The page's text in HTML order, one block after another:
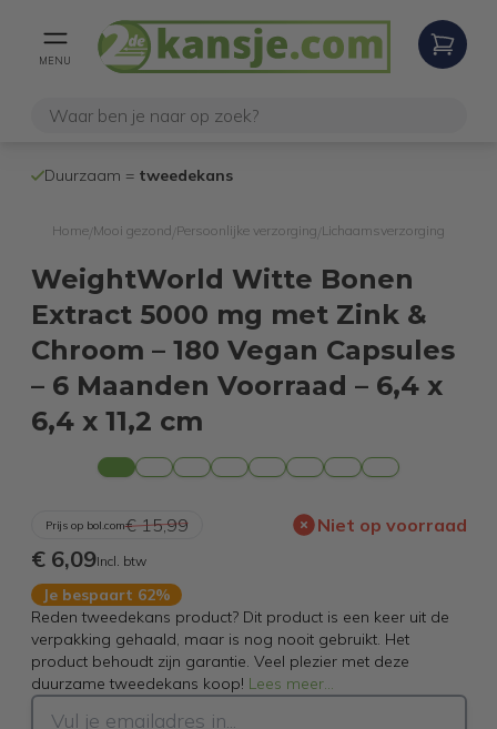
MENU
Duurzaam = tweedekans
Home Mooi gezond Persoonlijke verzorging Lichaamsverzorging
WeightWorld Witte Bonen
Extract 5000 mg met Zink &
Chroom – 180 Vegan Capsules
– 6 Maanden Voorraad – 6,4 x
6,4 x 11,2 cm
Prijs op bol.com€ 15,99 Niet op voorraad
€ 6,09Incl. btw
Je bespaart 62%
Reden tweedekans product? Dit product is een keer uit de
verpakking gehaald, maar is nog nooit gebruikt. Het
product behoudt zijn garantie. Veel plezier met deze
duurzame tweedekans koop! Lees meer...